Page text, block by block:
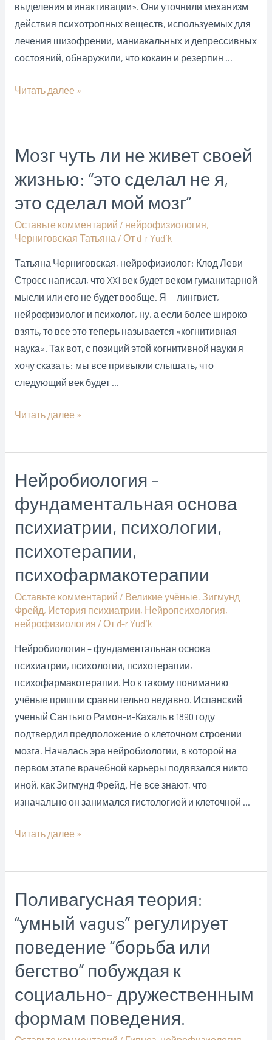
выделения и инактивации». Они уточнили механизм
действия психотропных веществ, используемых для
лечения шизофрении, маниакальных и депрессивных
состояний, обнаружили, что кокаин и резерпин …
История
Читать далее »
Мозг чуть ли не живет своей
жизнью: “это сделал не я,
это сделал мой мозг”
Оставьте комментарий / нейрофизиология,
Черниговская Татьяна / От d-r Yudik
Татьяна Черниговская, нейрофизиолог: Клод Леви-
Стросс написал, что XXI век будет веком гуманитарной
мысли или его не будет вообще. Я — лингвист,
нейрофизиолог и психолог, ну, а если более широко
взять, то все это теперь называется «когнитивная
наука». Так вот, с позиций этой когнитивной науки я
хочу сказать: мы все привыкли слышать, что
следующий век будет …
Мозг
живет
своей
жизнью:
“это
сделал
я,
это
сделал
мозг”
Читать далее »
Нейробиология –
фундаментальная основа
психиатрии, психологии,
психотерапии,
психофармакотерапии
Оставьте комментарий / Великие учёные, Зигмунд
Фрейд, История психиатрии, Нейропсихология,
нейрофизиология / От d-r Yudik
Нейробиология – фундаментальная основа
психиатрии, психологии, психотерапии,
психофармакотерапии. Но к такому пониманию
учёные пришли сравнительно недавно. Испанский
ученый Сантьяго Рамон-и-Кахаль в 1890 году
подтвердил предположение о клеточном строении
мозга. Началась эра нейробиологии, в которой на
первом этапе врачебной карьеры подвязался никто
иной, как Зигмунд Фрейд. Не все знают, что
изначально он занимался гистологией и клеточной …
Нейробиология
психиатрии,
психологии,
психотерапии,
психофармакотерапии
Читать далее »
Поливагусная теория:
“умный vagus” регулирует
поведение “борьба или
бегство” побуждая к
социально- дружественным
формам поведения.